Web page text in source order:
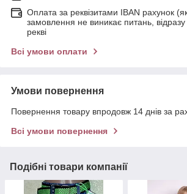
Оплата за реквізитами IBAN рахунок
замовлення не виникає питань,
рекві
Всі умови оплати
Умови повернення
Повернення товару впродовж 14 днів за
Всі умови повернення
Подібні товари компанії